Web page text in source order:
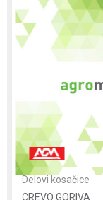
Delovi kosačice
CREVO GORIVA